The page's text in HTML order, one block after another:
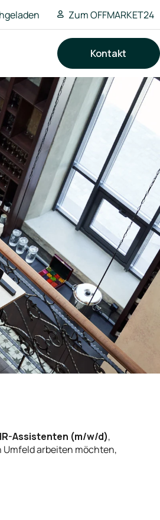
Zum OFFMARKET24
Kontakt
Assistenten (m/w/d),
arbeiten möchten,